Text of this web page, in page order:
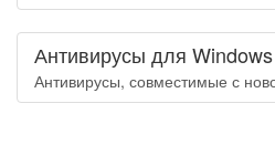
Антивирусы для Windows
Антивирусы, совместимые с